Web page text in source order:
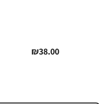
₪38.00